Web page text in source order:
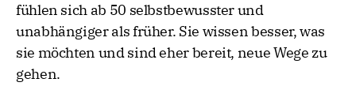
fühlen sich ab 50 selbstbewusster und
unabhängiger als früher. Sie wissen besser, was
sie möchten und sind eher bereit, neue Wege zu
gehen.